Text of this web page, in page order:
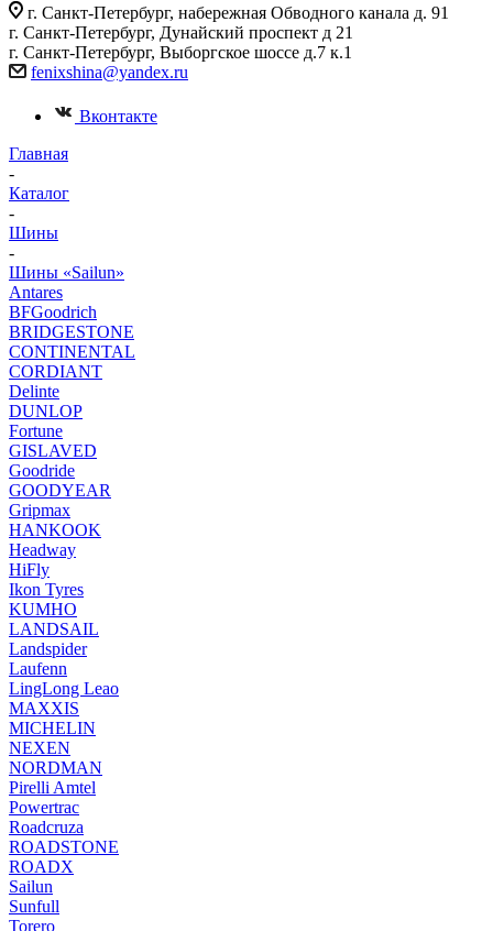
г. Санкт-Петербург, набережная Обводного канала д. 91
г. Санкт-Петербург, Дунайский проспект д 21
г. Санкт-Петербург, Выборгское шоссе д.7 к.1
fenixshina@yandex.ru
Вконтакте
Главная
-
Каталог
-
Шины
-
Шины «Sailun»
Antares
BFGoodrich
BRIDGESTONE
CONTINENTAL
CORDIANT
Delinte
DUNLOP
Fortune
GISLAVED
Goodride
GOODYEAR
Gripmax
HANKOOK
Headway
HiFly
Ikon Tyres
KUMHO
LANDSAIL
Landspider
Laufenn
LingLong Leao
MAXXIS
MICHELIN
NEXEN
NORDMAN
Pirelli Amtel
Powertrac
Roadcruza
ROADSTONE
ROADX
Sailun
Sunfull
Torero